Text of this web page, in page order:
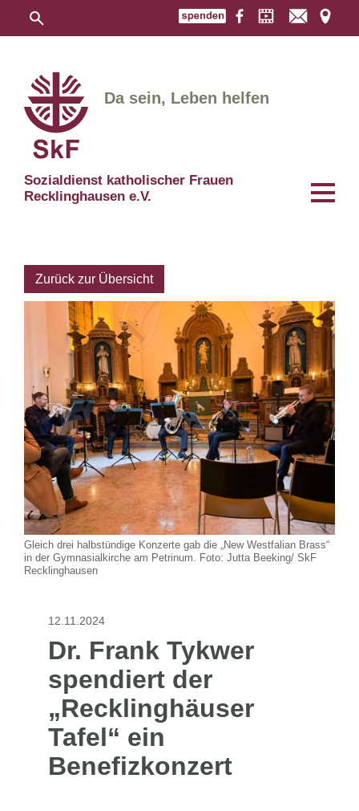
Sozialdienst katholischer Frauen
Recklinghausen e.V.
Da sein, Leben helfen
Zurück zur Übersicht
Gleich drei halbstündige Konzerte gab die „New Westfalian Brass“
in der Gymnasialkirche am Petrinum. Foto: Jutta Beeking/ SkF
Recklinghausen
12.11.2024
Dr. Frank Tykwer
spendiert der
„Recklinghäuser
Tafel“ ein
Benefizkonzert